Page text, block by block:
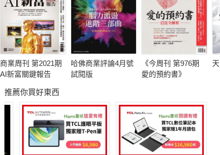
商業周刊 第2021期
AI新富關鍵報告
哈佛商業評論4月號
試閱版
《今周刊 第976期
愛的預約書》
推薦你買好東西